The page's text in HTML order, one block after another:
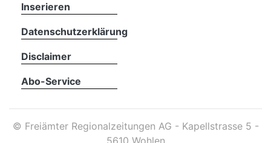
Inserieren
Datenschutzerklärung
Disclaimer
Abo-Service
© Freiämter Regionalzeitungen AG - Kapellstrasse 5 -
5610 Wohlen